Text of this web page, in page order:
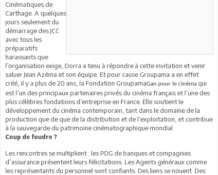
Cinématiques de
Carthage. A quelques
jours seulement du
démarrage des JCC
avec tous les
préparatifs
harassants que
l’organisation exige, Dorra a tenu à répondre à cette invitation et venir
saluer Jean Azéma et son équipe. Et pour cause Groupama a en effet
créé, il y a plus de 20 ans, la Fondation GroupamaGan pour le cinéma qui
est l’un des principaux partenaires privés du cinéma français et l’une des
plus célèbres fondations d’entreprise en France. Elle soutient le
développement du cinéma contemporain, tant dans le domaine dela
production que de que de la distribution et de l’exploitation, et contribue
à la sauvegarde du patrimoine cinématographique mondial.
Coup de foudre ?
Les rencontres se multiplient : les PDG de banques et compagnies
d’assurance présentent leurs félicitations. Les Agents généraux comme
les représentants du personnel sont confiants. Des liens se nouent. Des